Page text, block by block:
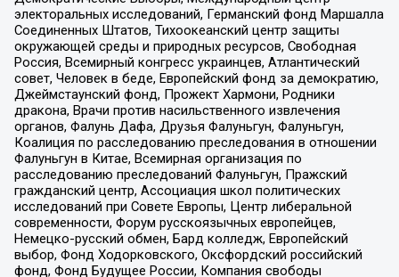
электоральных исследований, Германский фонд Маршалла
Соединенных Штатов, Тихоокеанский центр защиты
окружающей среды и природных ресурсов, Свободная
Россия, Всемирный конгресс украинцев, Атлантический
совет, Человек в беде, Европейский фонд за демократию,
Джеймстаунский фонд, Прожект Хармони, Родники
дракона, Врачи против насильственного извлечения
органов, Фалунь Дафа, Друзья Фалуньгун, Фалуньгун,
Коалиция по расследованию преследования в отношении
Фалуньгун в Китае, Всемирная организация по
расследованию преследований Фалуньгун, Пражский
гражданский центр, Ассоциация школ политических
исследований при Совете Европы, Центр либеральной
современности, Форум русскоязычных европейцев,
Немецко-русский обмен, Бард колледж, Европейский
выбор, Фонд Ходорковского, Оксфордский российский
фонд, Фонд Будущее России, Компания свободы